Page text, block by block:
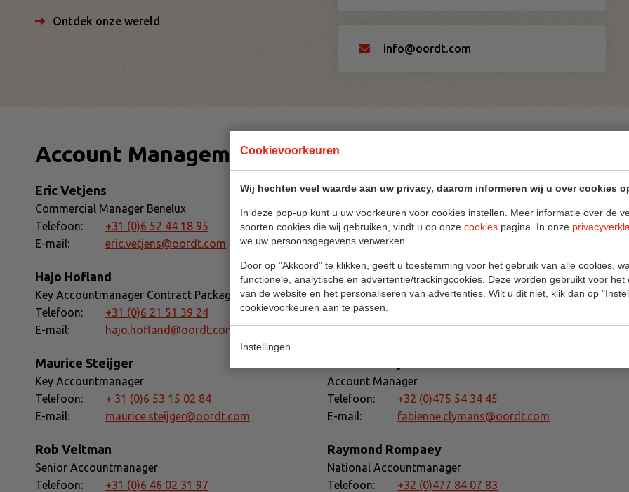
Cookievoorkeuren
Wij hechten veel waarde aan uw privacy, daarom informeren wij u over cookies
In deze pop-up kunt u uw voorkeuren voor cookies instellen. Meer informatie over de
soorten cookies die wij gebruiken, vindt u op onze cookies pagina. In onze
we uw persoonsgegevens verwerken.
Door op "Akkoord" te klikken, geeft u toestemming voor het gebruik van alle cookies,
functionele, analytische en advertentie/trackingcookies. Deze worden gebruikt voor het
van de website en het personaliseren van advertenties. Wilt u dit niet, klik dan op
cookievoorkeuren aan te passen.
Instellingen
Ontdek onze wereld
info@oordt.com
Account Management
Eric Vetjens
Commercial Manager Benelux
Telefoon:
+31 (0)6 52 44 18 95
E-mail:
eric.vetjens@oordt.com
Hajo Hofland
Key Accountmanager Contract Packaging
Telefoon:
+31 (0)6 21 51 39 24
E-mail:
hajo.hofland@oordt.com
Maurice Steijger
Key Accountmanager
Telefoon:
+ 31 (0)6 53 15 02 84
E-mail:
maurice.steijger@oordt.com
Rob Veltman
Senior Accountmanager
Telefoon:
+31 (0)6 46 02 31 97
Kirsten Wensing
Junior Accountmanager
Telefoon:
+31 (0)6 82 97 37 98
E-mail:
kirsten.wensing@oordt.com
Michael Reed
Head of Sales BeLux
Telefoon:
E-mail:
michael.reed@oordt.com
Account Manager
Telefoon:
+32 (0)475 54 34 45
E-mail:
fabienne.clymans@oordt.com
Raymond Rompaey
National Accountmanager
Telefoon:
+32 (0)477 84 07 83